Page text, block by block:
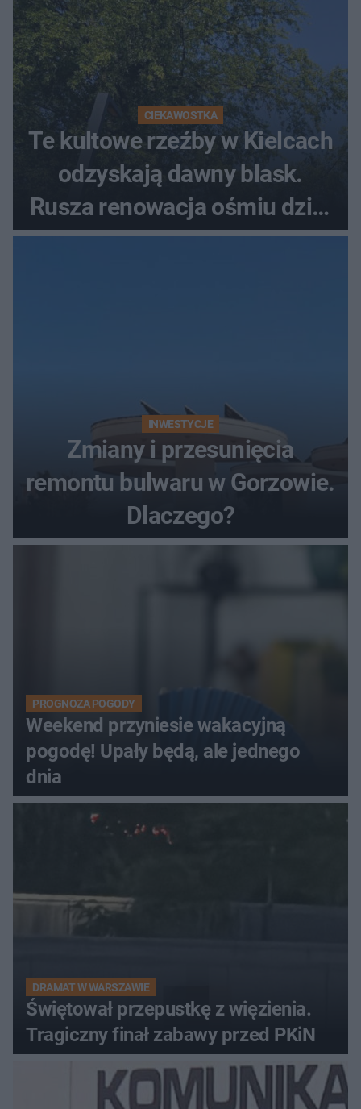
CIEKAWOSTKA
Te kultowe rzeźby w Kielcach
odzyskają dawny blask.
Rusza renowacja ośmiu dzieł
z lat 70.
INWESTYCJE
Zmiany i przesunięcia
remontu bulwaru w Gorzowie.
Dlaczego?
PROGNOZA POGODY
Weekend przyniesie wakacyjną
pogodę! Upały będą, ale jednego
dnia
DRAMAT W WARSZAWIE
Świętował przepustkę z więzienia.
Tragiczny finał zabawy przed PKiN